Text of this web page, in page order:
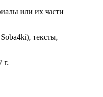
или их части
тексты,
г.